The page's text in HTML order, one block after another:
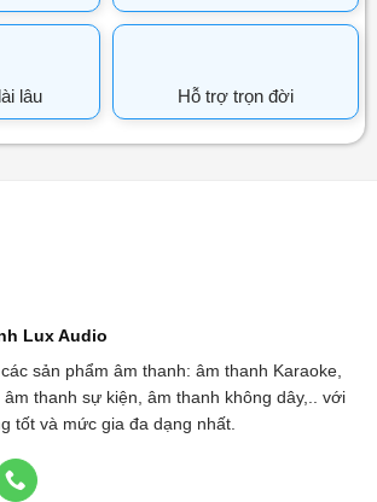
lâu Hỗ trợ trọn đời
Lux Audio
sản phẩm âm thanh: âm thanh Karaoke,
thanh sự kiện, âm thanh không dây,.. với
tốt và mức gia đa dạng nhất.